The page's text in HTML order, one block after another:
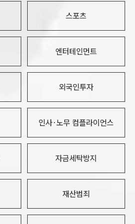
스포츠
엔터테인먼트
외국인투자
인사·노무 컴플라이언스
자금세탁방지
재산범죄